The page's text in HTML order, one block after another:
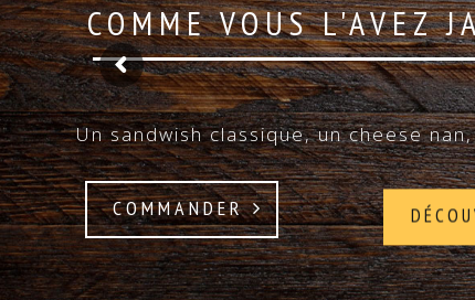
COMME VOUS L'AVEZ
Un sandwish classique, un cheese
COMMANDER